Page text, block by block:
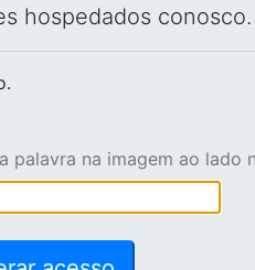
hospedados conosco.
palavra na imagem ao lado